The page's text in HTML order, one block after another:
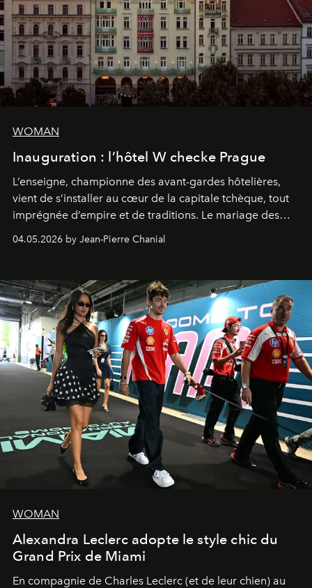
WOMAN
Inauguration : l’hôtel W checke Prague
L’enseigne, championne des avant-gardes hôtelières,
vient de s’installer au cœur de la capitale tchèque, tout
imprégnée d’empire et de traditions. Le mariage des
extrêmes fait merveille.
04.05.2026 by Jean-Pierre Chanial
WOMAN
Alexandra Leclerc adopte le style chic du
Grand Prix de Miami
En compagnie de Charles Leclerc (et de leur chien) au